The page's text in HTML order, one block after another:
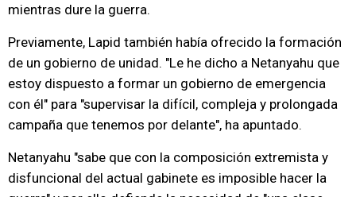
mientras dure la guerra.
Previamente, Lapid también había ofrecido la formación
de un gobierno de unidad. "Le he dicho a Netanyahu que
estoy dispuesto a formar un gobierno de emergencia
con él" para "supervisar la difícil, compleja y prolongada
campaña que tenemos por delante", ha apuntado.
Netanyahu "sabe que con la composición extremista y
disfuncional del actual gabinete es imposible hacer la